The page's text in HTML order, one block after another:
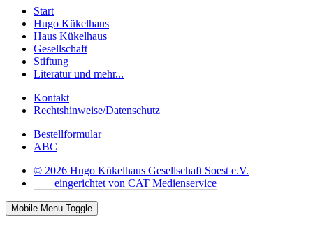
Start
Hugo Kükelhaus
Haus Kükelhaus
Gesellschaft
Stiftung
Literatur und mehr...
Kontakt
Rechtshinweise/Datenschutz
Bestellformular
ABC
© 2026 Hugo Kükelhaus Gesellschaft Soest e.V.
eingerichtet von CAT Medienservice
Mobile Menu Toggle